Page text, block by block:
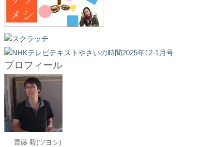
プロフィール
齋藤 毅(ツヨシ)